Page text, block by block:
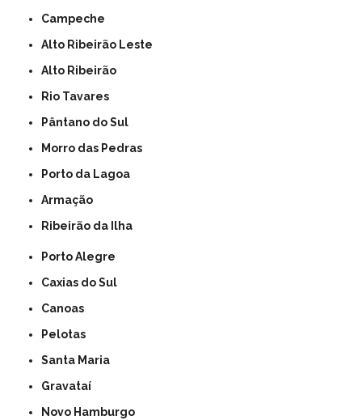
Campeche
Alto Ribeirão Leste
Alto Ribeirão
Rio Tavares
Pântano do Sul
Morro das Pedras
Porto da Lagoa
Armação
Ribeirão da Ilha
Porto Alegre
Caxias do Sul
Canoas
Pelotas
Santa Maria
Gravataí
Novo Hamburgo